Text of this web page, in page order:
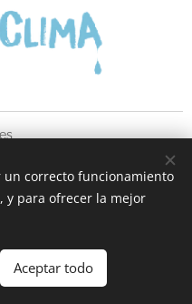
English
correcto funcionamiento
y para ofrecer la mejor
Aceptar todo